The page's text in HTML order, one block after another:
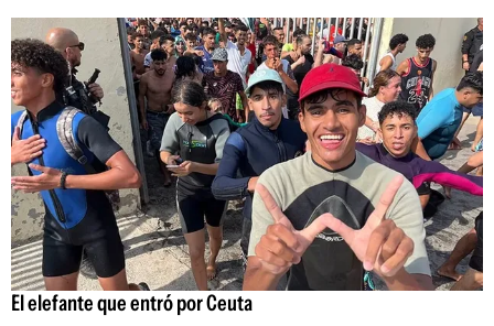
El elefante que entró por Ceuta